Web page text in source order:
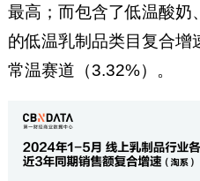
最高；而包含了低温酸奶
的低温乳制品类目复合
常温赛道（3.32%）。